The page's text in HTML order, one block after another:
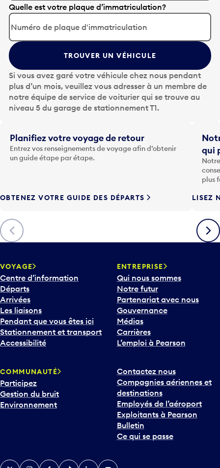
A
p
p
u
y
e
z
s
u
r
l
t
o
u
F
è
c
h
v
e
r
s
l
e
b
a
o
u
r
i
v
Quelle est votre plaque d’immatriculation?
TROUVER UN VÉHICULE
Si vous avez garé votre véhicule chez nous pendant
plus d’un mois, veuillez vous adresser à un membre de
notre équipe de service de voiturier qui se trouve au
niveau 5 du garage de stationnement T1.
Précédent
Planifiez votre voyage de retour
Entrez vos renseignements de voyage afin d’obtenir
un guide étape par étape.
OBTENEZ VOTRE GUIDE DES DÉPARTS
qui
plus
LISEZ
VOYAGE
Centre d’information
Départs
Arrivées
Les liaisons
Pendant que vous êtes ici
Stationnement et transport
Accessibilité
ENTREPRISE
Qui nous sommes
Notre futur
Partenariat avec nous
Gouvernance
Médias
Carrières
L’emploi à Pearson
COMMUNAUTÉ
Participez
Gestion du bruit
Environnement
Contactez nous
Compagnies aériennes et
destinations
Employés de l’aéroport
Exploitants à Pearson
Bulletin
Ce qui se passe
TwitterInstagramFacebook
TikTokLinkedInYouTube